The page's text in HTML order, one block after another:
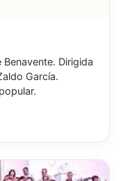
Dirigida
García.